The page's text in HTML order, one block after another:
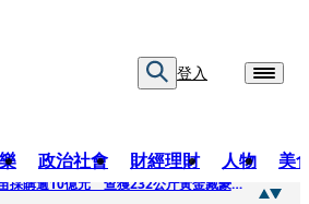
登入
政治社會 財經理財 人物 美
美女律師詐騙慈濟疫苗採購逾10億元 查獲232公斤黃金藏豪宅地板下